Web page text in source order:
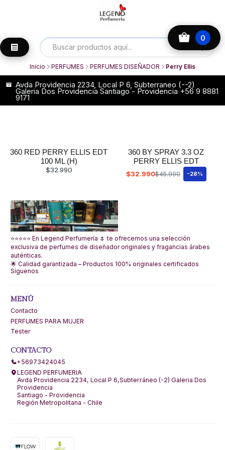
0
Avda Providencia 2234, Local P 6, Subterraneo (--2)
Galeria Dos Providencia Santiago - Providencia +56 9 8881
9171
Inicio PERFUMES PERFUMES DISEÑADOR Perry Ellis
360 RED PERRY ELLIS EDT
100 ML (H)
$32.990
360 BY SPRAY 3.3 OZ
PERRY ELLIS EDT
$32.990$45.990 -28%
⭐⭐⭐⭐⭐ En Legend Perfumería 🌷 te ofrecemos una selección
exclusiva de perfumes de diseñador originales y fragancias árabes
auténticas.
🌟 Calidad garantizada – Productos 100% originales certificados
Síguenos
MENÚ
Contacto
PERFUMES PARA MUJER
Tester
CONTACTO
+56973424045
LEGEND PERFUMERIA
Avda Providencia 2234, Local P 6,Subterráneo (-2) Galeria Dos
Providencia
Santiago - Providencia
Región Metropolitana - Chile